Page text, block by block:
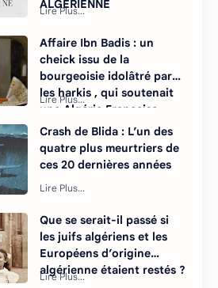
ALGÉRIENNE
Affaire Ibn Badis : un
cheick issu de la
bourgeoisie idolâtré par
les harkis , qui soutenait
une Algérie Française
Crash de Blida : L’un des
quatre plus meurtriers de
ces 20 dernières années
Que se serait-il passé si
les juifs algériens et les
Européens d’origine
algérienne étaient restés ?